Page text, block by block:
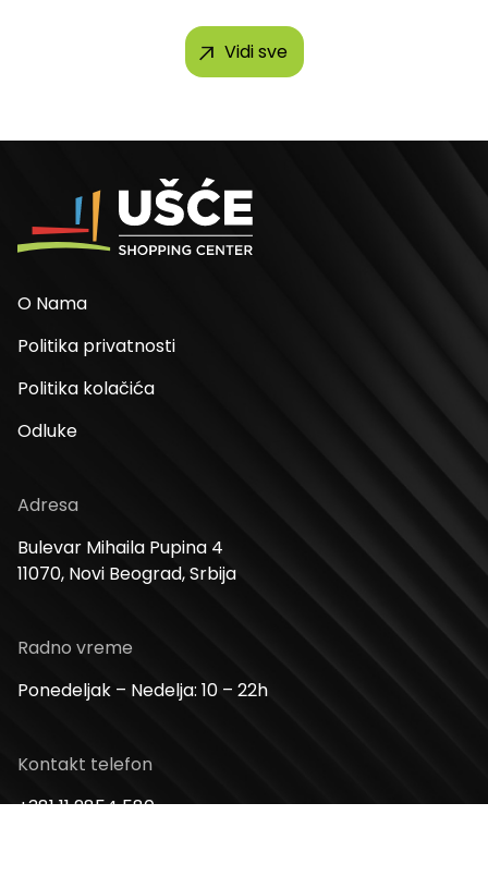
Vidi sve
O Nama
Politika privatnosti
Politika kolačića
Odluke
Adresa
Bulevar Mihaila Pupina 4
11070, Novi Beograd, Srbija
Radno vreme
Ponedeljak – Nedelja: 10 – 22h
Kontakt telefon
+381 11 2854 580